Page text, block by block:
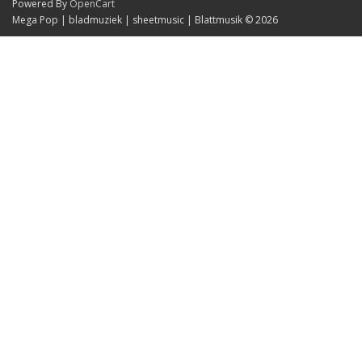
Powered By OpenCart
Mega Pop | bladmuziek | sheetmusic | Blattmusik © 2026